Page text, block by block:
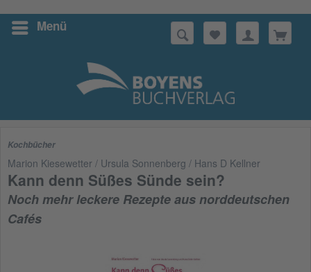
Menü
Suchen
Kochbücher
Marion Kiesewetter / Ursula Sonnenberg / Hans D Kellner
Kann denn Süßes Sünde sein?
Noch mehr leckere Rezepte aus norddeutschen
Cafés